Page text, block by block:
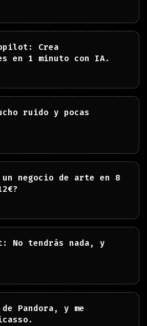
Crea
en 1 minuto con IA.
ruido y pocas
un negocio de arte en 8
No tendrás nada, y
Pandora, y me